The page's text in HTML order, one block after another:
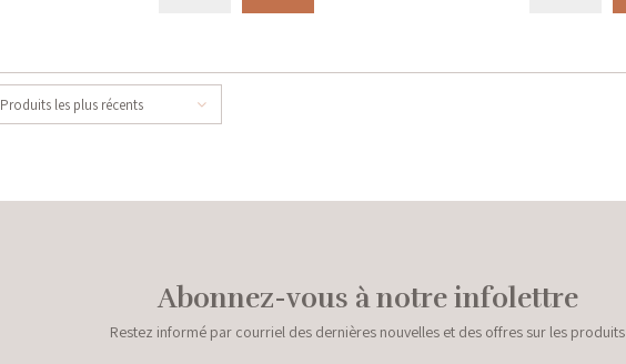
Produits les plus récents
Abonnez-vous à notre infolettre
Restez informé par courriel des dernières nouvelles et des offres sur les produits